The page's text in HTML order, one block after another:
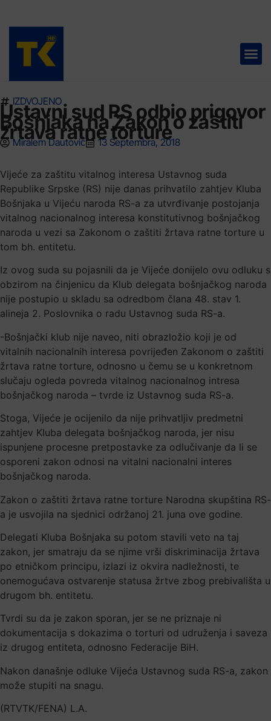
IZDVOJENO
Ustavni sud RS odbio prigovor
Bošnjaka na Zakon o zaštiti
žrtava ratne torture
Miralem Dautović 13 Septembra, 2018
Vijeće za zaštitu vitalnog interesa Ustavnog suda
Republike Srpske (RS) nije danas prihvatilo zahtjev Kluba
Bošnjaka u Vijeću naroda RS-a za utvrđivanje postojanja
vitalnog nacionalnog interesa konstitutivnog bošnjačkog
naroda u vezi sa Zakonom o zaštiti žrtava ratne torture u
tom bh. entitetu.
Iz ovog suda su pojasnili da je Vijeće donijelo ovu odluku s
obzirom na činjenicu da Klub delegata bošnjačkog naroda
nije postupio u skladu sa odredbom člana 48. stav 1.
alineja 2. Poslovnika o radu Ustavnog suda RS-a.
-Bošnjački klub nije naveo, niti obrazložio koji je od
vitalnih nacionalnih interesa povrijeđen Zakonom o zaštiti
žrtava ratne torture, odnosno u čemu se u konkretnom
slučaju ogleda povreda vitalnog nacionalnog intresa
bošnjačkog naroda – tvrde iz Ustavnog suda RS-a.
Stoga, Vijeće je ocijenilo da nije prihvatljiv predmetni
zahtjev Kluba delegata bošnjačkog naroda, jer nisu
ispunjene procesne pretpostavke za odlučivanje da li se
osporeni zakon odnosi na vitalni nacionalni interes
bošnjačkog naroda.
Zakon o zaštiti žrtava ratne torture Narodna skupština RS-
a je usvojila na sjednici održanoj 21. juna ove godine.
Delegati Kluba Bošnjaka su potom stavili veto na taj
zakon, jer smatraju da se njime vrši diskriminacija žrtava
po etničkom principu, izlazi iz okvira nadležnosti, te
onemogućava ostvarenje statusa žrtve zbog prebivališta u
drugom bh. entitetu.
Tvrdi su da je zakon sporan, jer se ne priznaje ni
dokumentacija s dokazima o torturi od udruženja i saveza
iz drugog entiteta, odnosno Federacije BiH.
Nakon današnje odluke Vijeća Ustavnog suda RS-a, zakon
može stupiti na snagu.
(RTVTK/FENA) L.A.